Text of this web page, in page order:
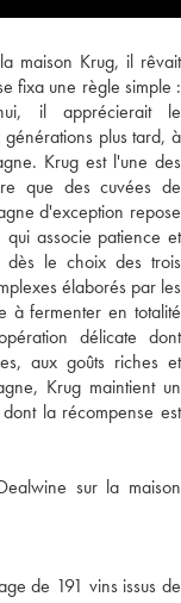
maison Krug, il rêvait
fixa une règle simple :
il apprécierait le
plus tard, à
Krug est l'une des
que des cuvées de
d'exception repose
associe patience et
dès le choix des trois
élaborés par les
à fermenter en totalité
délicate dont
aux goûts riches et
Krug maintient un
la récompense est
sur la maison
de 191 vins issus de